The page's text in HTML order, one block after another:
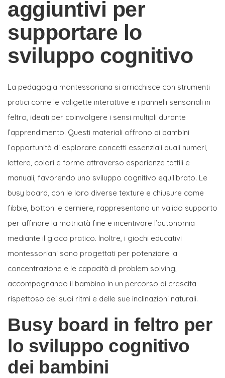
aggiuntivi per
supportare lo
sviluppo cognitivo
La pedagogia montessoriana si arricchisce con strumenti
pratici come le valigette interattive e i pannelli sensoriali in
feltro, ideati per coinvolgere i sensi multipli durante
l’apprendimento. Questi materiali offrono ai bambini
l’opportunità di esplorare concetti essenziali quali numeri,
lettere, colori e forme attraverso esperienze tattili e
manuali, favorendo uno sviluppo cognitivo equilibrato. Le
busy board, con le loro diverse texture e chiusure come
fibbie, bottoni e cerniere, rappresentano un valido supporto
per affinare la motricità fine e incentivare l’autonomia
mediante il gioco pratico. Inoltre, i giochi educativi
montessoriani sono progettati per potenziare la
concentrazione e le capacità di problem solving,
accompagnando il bambino in un percorso di crescita
rispettoso dei suoi ritmi e delle sue inclinazioni naturali.
Busy board in feltro per
lo sviluppo cognitivo
dei bambini